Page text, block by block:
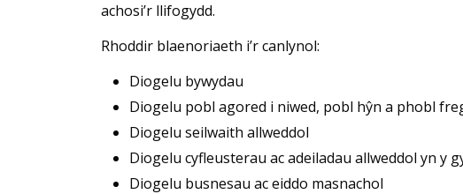
achosi’r llifogydd.
Rhoddir blaenoriaeth i’r canlynol:
Diogelu bywydau
Diogelu pobl agored i niwed, pobl hŷn a phobl
Diogelu seilwaith allweddol
Diogelu cyfleusterau ac adeiladau allweddol yn y
Diogelu busnesau ac eiddo masnachol